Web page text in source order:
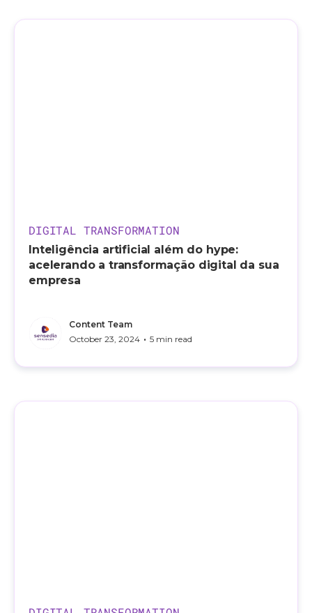
DIGITAL TRANSFORMATION
Inteligência artificial além do hype:
acelerando a transformação digital da sua
empresa
Content Team
October 23, 2024 • 5 min read